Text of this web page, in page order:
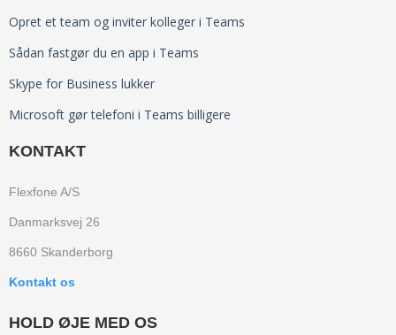
3 stærke integrationer til Flexfone
Busylight oplyser dine kollegaer
Opret et team og inviter kolleger i Teams
Sådan fastgør du en app i Teams
Skype for Business lukker
Microsoft gør telefoni i Teams billigere
KONTAKT
Flexfone A/S
Danmarksvej 26
8660 Skanderborg
Kontakt os
HOLD ØJE MED OS